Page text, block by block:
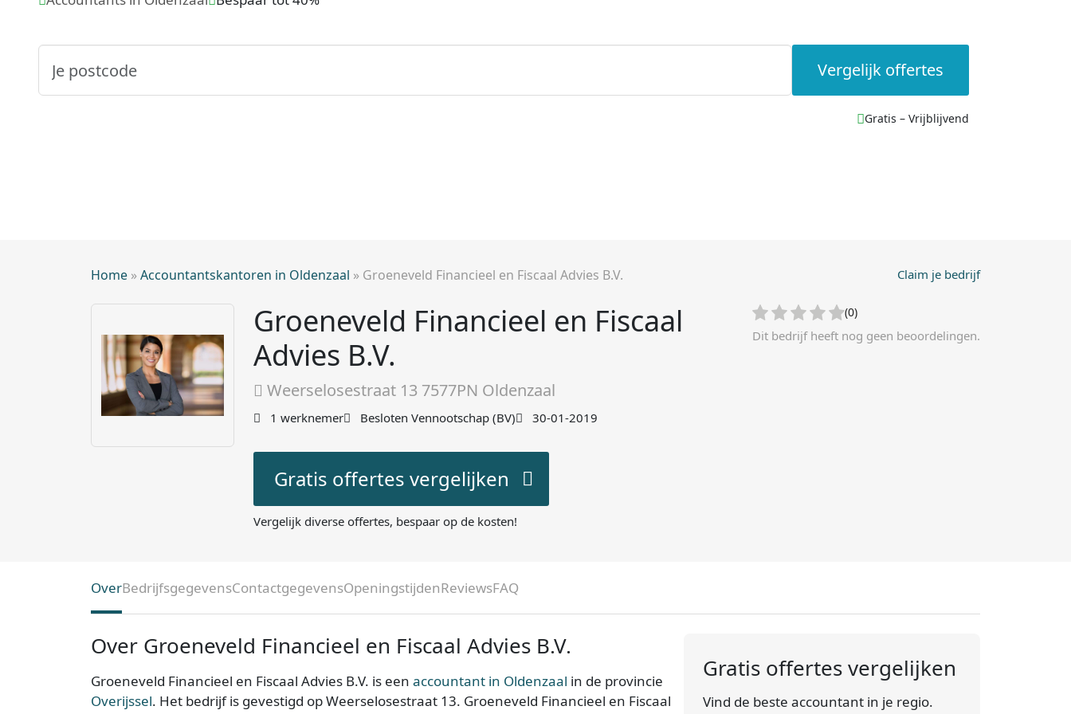
Vergelijk offertes
Gratis – Vrijblijvend
Home »Accountantskantoren in Oldenzaal » Groeneveld Financieel en Fiscaal Advies B.V. Claim je bedrijf
Groeneveld Financieel en Fiscaal
Advies B.V.
Weerselosestraat 13 7577PN Oldenzaal
1 werknemer Besloten Vennootschap (BV) 30-01-2019
(0)
Dit bedrijf heeft nog geen beoordelingen.
Gratis offertes vergelijken
Vergelijk diverse offertes, bespaar op de kosten!
OverBedrijfsgegevensContactgegevensOpeningstijdenReviewsFAQ
Over Groeneveld Financieel en Fiscaal Advies B.V.
Groeneveld Financieel en Fiscaal Advies B.V. is een accountant in Oldenzaal in de provincie
Overijssel. Het bedrijf is gevestigd op Weerselosestraat 13. Groeneveld Financieel en Fiscaal
Gratis offertes vergelijken
Vind de beste accountant in je regio.